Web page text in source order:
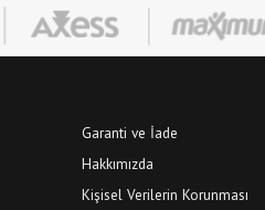
Garanti ve İade
Hakkımızda
Kişisel Verilerin Korunması